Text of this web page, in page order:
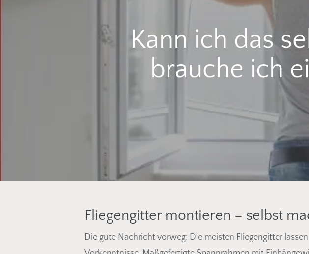
Kann ich das
brauche ich
Fliegengitter montieren – selbst
Die gute Nachricht vorweg: Die meisten Fliegengitter